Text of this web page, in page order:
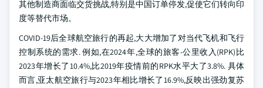
其他制造商面临交货挑战,特别是中国订单停发,促使它们转向印
度等替代市场。
COVID-19后全球航空旅行的再起,大大增加了对当代飞机和飞行
控制系统的需求. 例如,在2024年,全球的旅客-公里收入(RPK)比
2023年增长了10.4%,比2019年疫情前的RPK水平大了3.8%. 具体
而言,亚太航空旅行与2023年相比增长了16.9%,反映出强劲复苏